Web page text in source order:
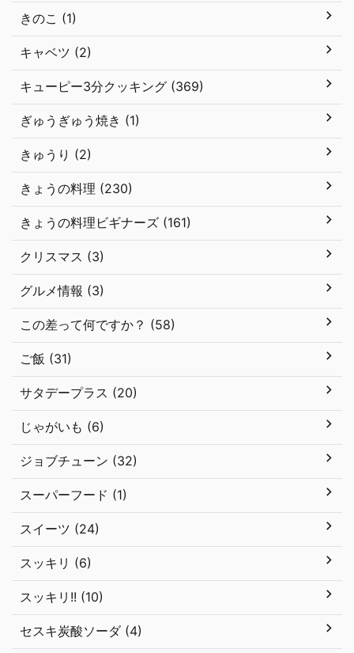
きのこ (1)
キャベツ (2)
キューピー3分クッキング (369)
ぎゅうぎゅう焼き (1)
きゅうり (2)
きょうの料理 (230)
きょうの料理ビギナーズ (161)
クリスマス (3)
グルメ情報 (3)
この差って何ですか？ (58)
ご飯 (31)
サタデープラス (20)
じゃがいも (6)
ジョブチューン (32)
スーパーフード (1)
スイーツ (24)
スッキリ (6)
スッキリ!! (10)
セスキ炭酸ソーダ (4)